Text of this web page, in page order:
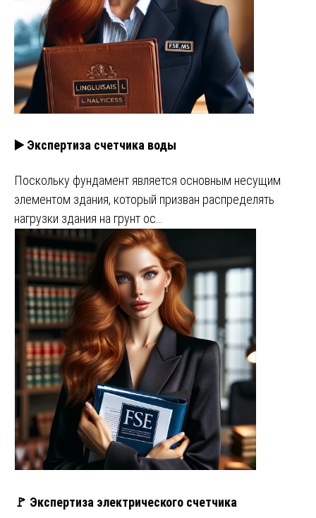
▶️ Экспертиза счетчика воды
Поскольку фундамент является основным несущим
элементом здания, который призван распределять
нагрузки здания на грунт ос…
🚩 Экспертиза электрического счетчика